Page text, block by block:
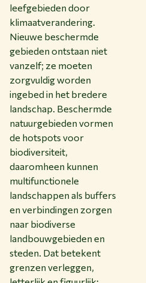
leefgebieden door
klimaatverandering.
Nieuwe beschermde
gebieden ontstaan niet
vanzelf; ze moeten
zorgvuldig worden
ingebed in het bredere
landschap. Beschermde
natuurgebieden vormen
de hotspots voor
biodiversiteit,
daaromheen kunnen
multifunctionele
landschappen als buffers
en verbindingen zorgen
naar biodiverse
landbouwgebieden en
steden. Dat betekent
grenzen verleggen,